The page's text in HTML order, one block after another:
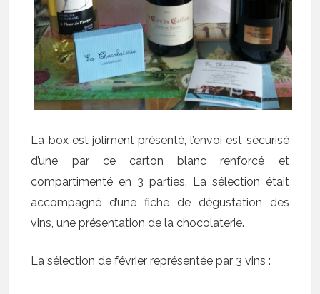
La box est joliment présenté, l’envoi est sécurisé
d’une par ce carton blanc renforcé et
compartimenté en 3 parties. La sélection était
accompagné d’une fiche de dégustation des
vins, une présentation de la chocolaterie.
La sélection de février représentée par 3 vins :